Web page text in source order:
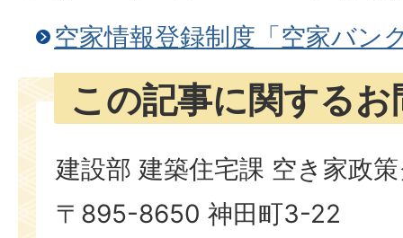
空家情報登録制度「空家バン
この記事に関する
建設部 建築住宅課 空き家政
〒895-8650 神田町3-22